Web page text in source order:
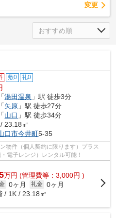
変更
敷0 礼0
「湯田温泉 」駅 徒歩3分
「矢原 」駅 徒歩27分
「山口 」駅 徒歩34分
23.18㎡
口市今井町5-35
物件（個人契約に限ります）プラス
電子レンジ）レンタル可能！
万円 (管理費等：3,000円 )
0ヶ月 礼金 0ヶ月
/ 1K / 23.18㎡